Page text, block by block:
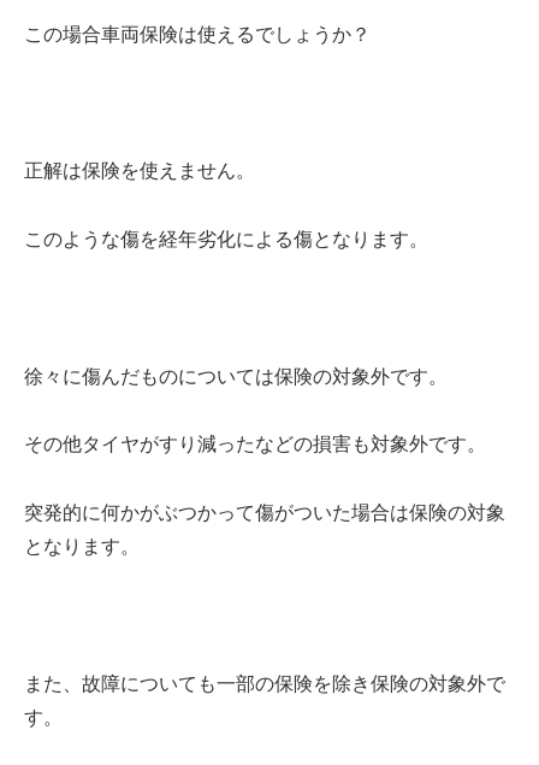
この場合車両保険は使えるでしょうか？
正解は保険を使えません。
このような傷を経年劣化による傷となります。
徐々に傷んだものについては保険の対象外です。
その他タイヤがすり減ったなどの損害も対象外です。
突発的に何かがぶつかって傷がついた場合は保険の対象
となります。
また、故障についても一部の保険を除き保険の対象外で
す。